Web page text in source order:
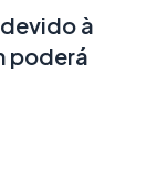
à
poderá